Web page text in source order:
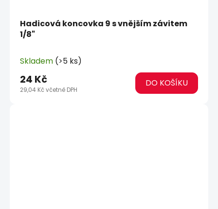
Hadicová koncovka 9 s vnějším závitem
1/8"
Skladem (>5 ks)
29,04 Kč včetně DPH
24 Kč DO KOŠÍKU